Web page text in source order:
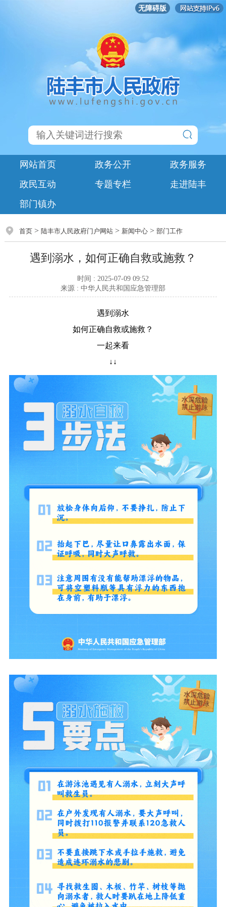
无障碍版
网站首页 政务公开
政务服务
政民互动
专题专栏
走进陆丰
部门镇办
首页> 陆丰市人民政府门户网站> 新闻中心> 部门工作
遇到溺水，如何正确自救或施救？
时间 : 2025-07-09 09:52
来源 : 中华人民共和国应急管理部
遇到溺水
如何正确自救或施救？
一起来看
↓↓